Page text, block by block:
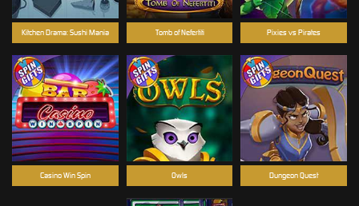
Casino Win Spin
Tomb of Nefertiti
Dungeon Quest
Owls
Kitchen Drama: Sushi Mania Pixies vs Pirates